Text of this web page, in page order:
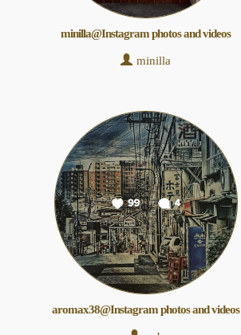
minilla@Instagram photos and videos
minilla
aromax38@Instagram photos and videos